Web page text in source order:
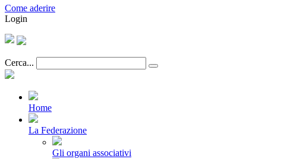
Come aderire
Login
Cerca...
Home
La Federazione
Gli organi associativi